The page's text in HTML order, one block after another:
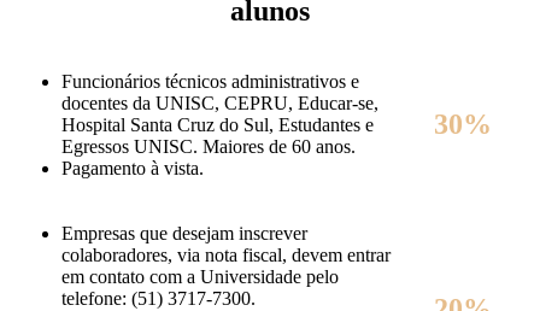
alunos
Funcionários técnicos administrativos e
docentes da UNISC, CEPRU, Educar-se,
Hospital Santa Cruz do Sul, Estudantes e
Egressos UNISC. Maiores de 60 anos.
Pagamento à vista.
30%
Empresas que desejam inscrever
colaboradores, via nota fiscal, devem entrar
em contato com a Universidade pelo
telefone: (51) 3717-7300.